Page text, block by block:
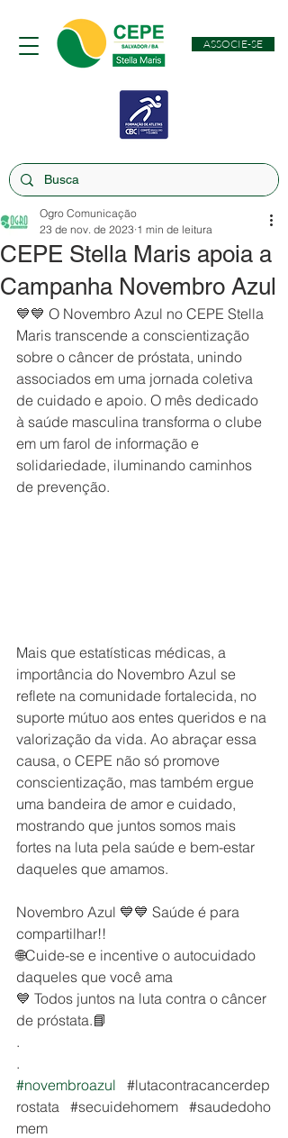
ASSOCIE-SE
CEPE Stella Maris apoia a
Campanha Novembro Azul
Ogro Comunicação
23 de nov. de 2023 1 min de leitura
💙💙 O Novembro Azul no CEPE Stella
Maris transcende a conscientização
sobre o câncer de próstata, unindo
associados em uma jornada coletiva
de cuidado e apoio. O mês dedicado
à saúde masculina transforma o clube
em um farol de informação e
solidariedade, iluminando caminhos
de prevenção.
Mais que estatísticas médicas, a
importância do Novembro Azul se
reflete na comunidade fortalecida, no
suporte mútuo aos entes queridos e na
valorização da vida. Ao abraçar essa
causa, o CEPE não só promove
conscientização, mas também ergue
uma bandeira de amor e cuidado,
mostrando que juntos somos mais
fortes na luta pela saúde e bem-estar
daqueles que amamos.
Novembro Azul 💙💙 Saúde é para
compartilhar!!
🌐Cuide-se e incentive o autocuidado
daqueles que você ama
💙 Todos juntos na luta contra o câncer
de próstata.📘⠀
.
.⠀
#novembroazul ⠀#lutacontracancerdep
rostata⠀#secuidehomem⠀#saudedoho
mem⠀